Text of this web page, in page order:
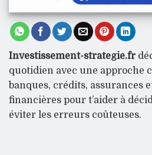
Investissement-strategie.fr
quotidien avec une approche
banques, crédits, assurances
financières pour t’aider à
éviter les erreurs coûteuses.